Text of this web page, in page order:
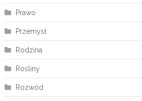
Prawo
Przemysł
Rodzina
Rośliny
Rozwód